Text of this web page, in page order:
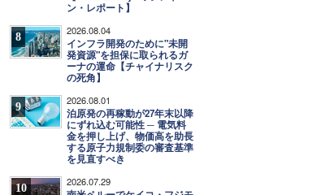
ン・レポート】
8 2026.08.04
インフラ開発のために"未開
発資源"を担保に取られるガ
ーナの運命【チャイナリスク
の死角】
9 2026.08.01
泊原発の再稼動が27年末以降
にずれ込む可能性 ─ 電気料
金を押し上げ、物価高を助長
する原子力規制委の審査基準
を見直すべき
10 2026.07.29